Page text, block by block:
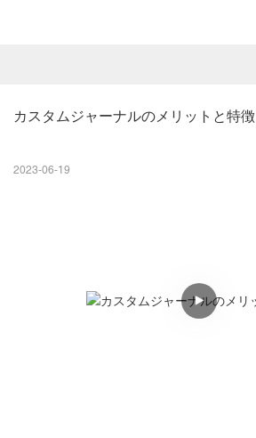
カスタムジャーナルのメリットと特徴
2023-06-19